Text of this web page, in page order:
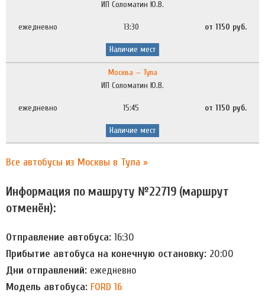
ИП Соломатин Ю.В.
ежедневно 13:30 от 1150 руб.
Наличие мест
Москва — Тула
ИП Соломатин Ю.В.
ежедневно 15:45 от 1150 руб.
Наличие мест
Все автобусы из Москвы в Тула »
Информация по машруту №22719 (маршрут
отменён):
Отправление автобуса: 16:30
Прибытие автобуса на конечную остановку: 20:00
Дни отправлений: ежедневно
Модель автобуса: FORD 16